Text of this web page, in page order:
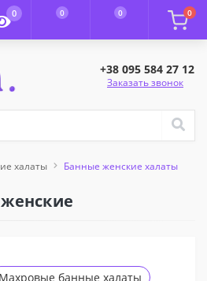
0 0 0 0
+38 095 584 27 12
Заказать звонок
халаты Банные женские халаты
Махровые банные халаты